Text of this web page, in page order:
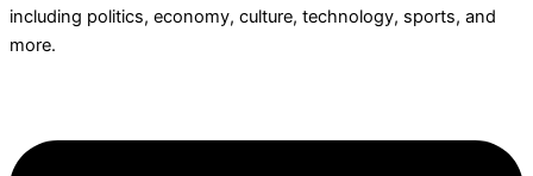
including politics, economy, culture, technology, sports, and
more.